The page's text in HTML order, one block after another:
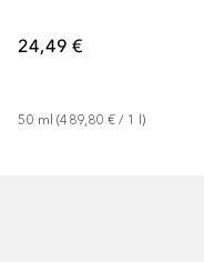
24,49 €
50 ml (489,80 € / 1 l)